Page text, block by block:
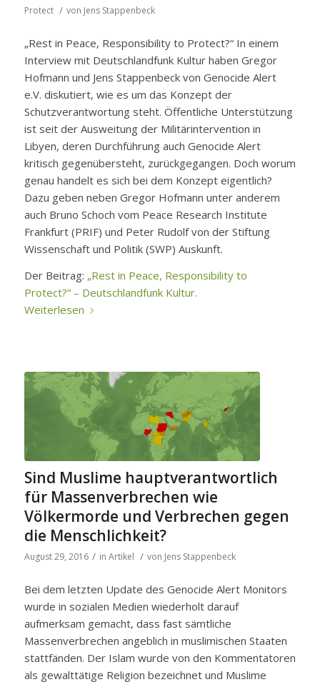
Protect / von Jens Stappenbeck
„Rest in Peace, Responsibility to Protect?“ In einem
Interview mit Deutschlandfunk Kultur haben Gregor
Hofmann​ und Jens Stappenbeck​ von Genocide Alert
e.V. diskutiert, wie es um das Konzept der
Schutzverantwortung steht. Öffentliche Unterstützung
ist seit der Ausweitung der Militärintervention in
Libyen, deren Durchführung auch Genocide Alert
kritisch gegenübersteht, zurückgegangen. Doch worum
genau handelt es sich bei dem Konzept eigentlich?
Dazu geben neben Gregor Hofmann unter anderem
auch Bruno Schoch vom Peace Research Institute
Frankfurt (PRIF)​ und Peter Rudolf von der Stiftung
Wissenschaft und Politik (SWP)​ Auskunft.
Der Beitrag: „Rest in Peace, Responsibility to
Protect?“ – Deutschlandfunk Kultur.
Weiterlesen
Sind Muslime hauptverantwortlich
für Massenverbrechen wie
Völkermorde und Verbrechen gegen
die Menschlichkeit?
August 29, 2016 / in Artikel / von Jens Stappenbeck
Bei dem letzten Update des Genocide Alert Monitors
wurde in sozialen Medien wiederholt darauf
aufmerksam gemacht, dass fast sämtliche
Massenverbrechen angeblich in muslimischen Staaten
stattfänden. Der Islam wurde von den Kommentatoren
als gewalttätige Religion bezeichnet und Muslime